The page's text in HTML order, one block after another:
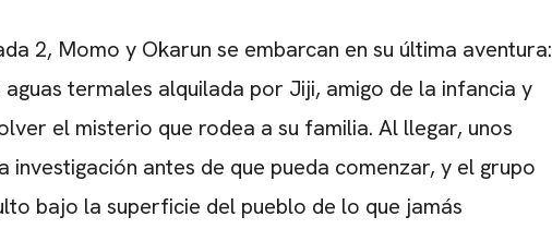
2, Momo y Okarun se embarcan en su última aventura:
termales alquilada por Jiji, amigo de la infancia y
el misterio que rodea a su familia. Al llegar, unos
antes de que pueda comenzar, y el grupo
bajo la superficie del pueblo de lo que jamás